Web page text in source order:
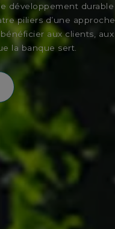
développement durable
piliers d’une approche
aux clients, aux
la banque sert.